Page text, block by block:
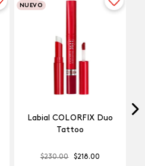
NUEVO
Labial COLORFIX Duo
Tattoo
$230.00 $218.00